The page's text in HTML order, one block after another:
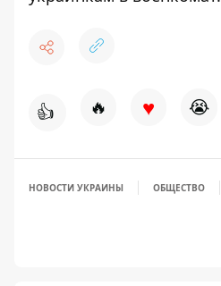
👍 🔥 ♥ 😭
НОВОСТИ УКРАИНЫ ОБЩЕСТВО